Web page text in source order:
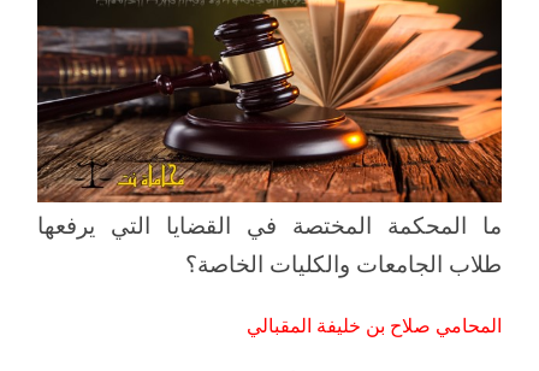
ما المحكمة المختصة في القضايا التي يرفعها
طلاب الجامعات والكليات الخاصة؟
المحامي صلاح بن خليفة المقبالي